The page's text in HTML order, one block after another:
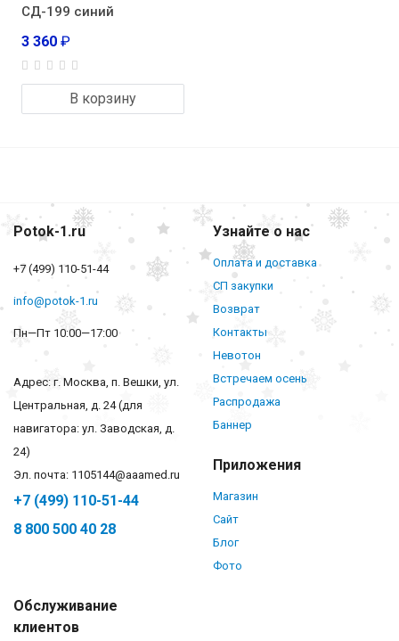
СД-199 синий
3 360 ₽
В корзину
Potok-1.ru
+7 (499) 110-51-44
info@potok-1.ru
Пн—Пт 10:00—17:00
Адрес: г. Москва, п. Вешки, ул.
Центральная, д. 24 (для
навигатора: ул. Заводская, д.
24)
Эл. почта: 1105144@aaamed.ru
+7 (499) 110-51-44
8 800 500 40 28
Узнайте о нас
Оплата и доставка
СП закупки
Возврат
Контакты
Невотон
Встречаем осень
Распродажа
Баннер
Приложения
Магазин
Сайт
Блог
Фото
Обслуживание
клиентов